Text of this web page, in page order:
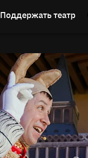
Поддержать театр